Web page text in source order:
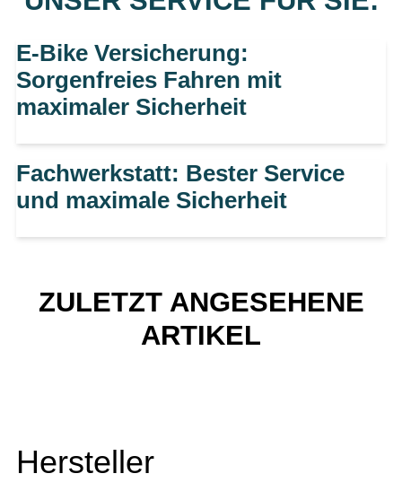
E-Bike Versicherung:
Sorgenfreies Fahren mit
maximaler Sicherheit
Fachwerkstatt: Bester Service
und maximale Sicherheit
ZULETZT ANGESEHENE
ARTIKEL
Hersteller